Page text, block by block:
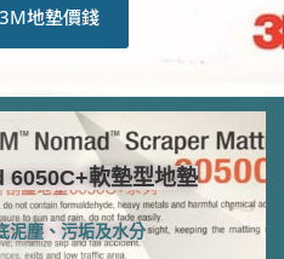
地墊價錢
6050C+軟墊型地墊
泥塵、污垢及水分